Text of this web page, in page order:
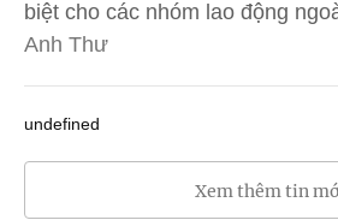
biệt cho các nhóm lao động
Anh Thư
undefined
Xem thêm tin